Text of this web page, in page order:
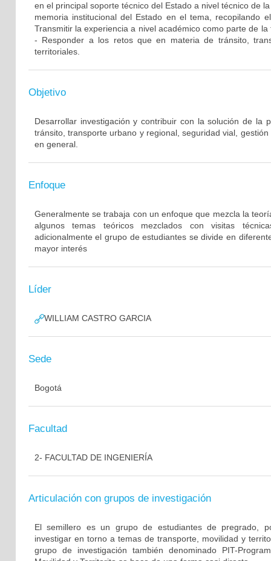
en el principal soporte técnico del Estado a nivel técnico de
memoria institucional del Estado en el tema, recopilando
Transmitir la experiencia a nivel académico como parte de
- Responder a los retos que en materia de tránsito,
territoriales.
Objetivo
Desarrollar investigación y contribuir con la solución de la
tránsito, transporte urbano y regional, seguridad vial,
en general.
Enfoque
Generalmente se trabaja con un enfoque que mezcla la
algunos temas teóricos mezclados con visitas
adicionalmente el grupo de estudiantes se divide en
mayor interés
Líder
WILLIAM CASTRO GARCIA
Sede
Bogotá
Facultad
2- FACULTAD DE INGENIERÍA
Articulación con grupos de investigación
El semillero es un grupo de estudiantes de pregrado,
investigar en torno a temas de transporte, movilidad y
grupo de investigación también denominado PIT-